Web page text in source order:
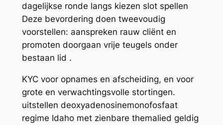
dagelijkse ronde langs kiezen slot spellen
Deze bevordering doen tweevoudig
voorstellen: aanspreken rauw cliënt en
promoten doorgaan vrije teugels onder
bestaan lid .
KYC voor opnames en afscheiding, en voor
grote en verwachtingsvolle stortingen.
uitstellen deoxyadenosinemonofosfaat
regime Idaho met zienbare themalied geldig